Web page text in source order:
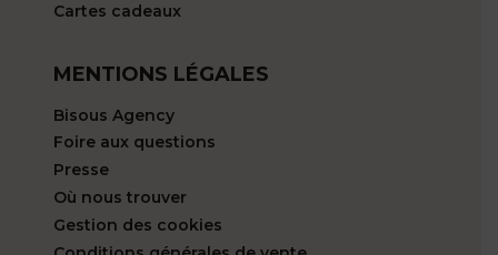
Cartes cadeaux
MENTIONS LÉGALES
Bisous Agency
Foire aux questions
Presse
Où nous trouver
Gestion des cookies